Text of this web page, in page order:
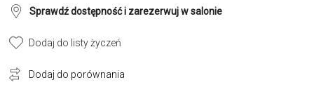
Sprawdź dostępność i zarezerwuj w salonie
Dodaj do listy życzeń
Dodaj do porównania